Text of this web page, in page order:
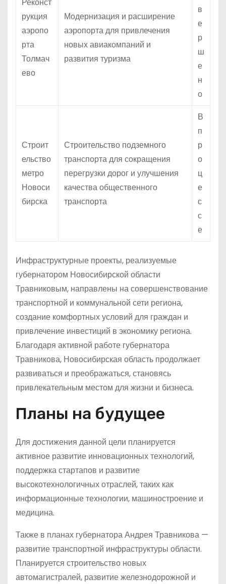
рукция
аэропо
рта
Толмач
ево
Модернизация и расширение
аэропорта для привлечения
новых авиакомпаний и
развития туризма
в
е
р
ш
е
н
о
Строит
ельство
метро
Новоси
бирска
Строительство подземного
транспорта для сокращения
перегрузки дорог и улучшения
качества общественного
транспорта
В
п
р
о
ц
е
с
с
е
Инфраструктурные проекты, реализуемые
губернатором Новосибирской области
Травниковым, направлены на совершенствование
транспортной и коммунальной сети региона,
создание комфортных условий для граждан и
привлечение инвестиций в экономику региона.
Благодаря активной работе губернатора
Травникова, Новосибирская область продолжает
развиваться и преображаться, становясь
привлекательным местом для жизни и бизнеса.
Планы на будущее
Для достижения данной цели планируется
активное развитие инновационных технологий,
поддержка стартапов и развитие
высокотехнологичных отраслей, таких как
информационные технологии, машиностроение и
медицина.
Также в планах губернатора Андрея Травникова —
развитие транспортной инфраструктуры области.
Планируется строительство новых
автомагистралей, развитие железнодорожной и